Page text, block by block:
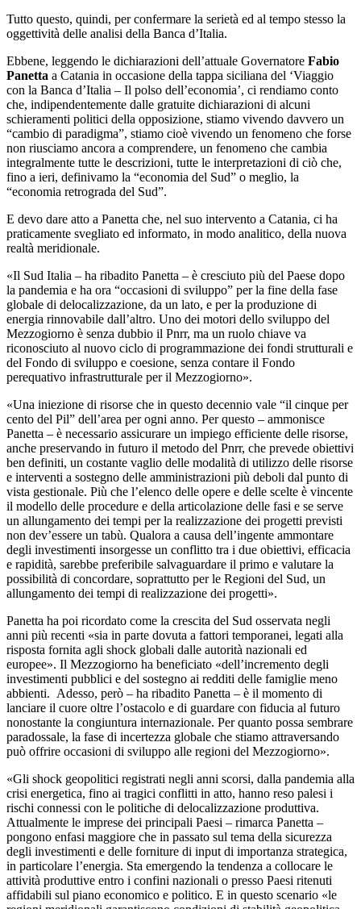
Tutto questo, quindi, per confermare la serietà ed al tempo stesso la
oggettività delle analisi della Banca d’Italia.
Ebbene, leggendo le dichiarazioni dell’attuale Governatore Fabio
Panetta a Catania in occasione della tappa siciliana del ‘Viaggio
con la Banca d’Italia – Il polso dell’economia’, ci rendiamo conto
che, indipendentemente dalle gratuite dichiarazioni di alcuni
schieramenti politici della opposizione, stiamo vivendo davvero un
“cambio di paradigma”, stiamo cioè vivendo un fenomeno che forse
non riusciamo ancora a comprendere, un fenomeno che cambia
integralmente tutte le descrizioni, tutte le interpretazioni di ciò che,
fino a ieri, definivamo la “economia del Sud” o meglio, la
“economia retrograda del Sud”.
E devo dare atto a Panetta che, nel suo intervento a Catania, ci ha
praticamente svegliato ed informato, in modo analitico, della nuova
realtà meridionale.
«Il Sud Italia – ha ribadito Panetta – è cresciuto più del Paese dopo
la pandemia e ha ora “occasioni di sviluppo” per la fine della fase
globale di delocalizzazione, da un lato, e per la produzione di
energia rinnovabile dall’altro. Uno dei motori dello sviluppo del
Mezzogiorno è senza dubbio il Pnrr, ma un ruolo chiave va
riconosciuto al nuovo ciclo di programmazione dei fondi strutturali e
del Fondo di sviluppo e coesione, senza contare il Fondo
perequativo infrastrutturale per il Mezzogiorno».
«Una iniezione di risorse che in questo decennio vale “il cinque per
cento del Pil” dell’area per ogni anno. Per questo – ammonisce
Panetta – è necessario assicurare un impiego efficiente delle risorse,
anche preservando in futuro il metodo del Pnrr, che prevede obiettivi
ben definiti, un costante vaglio delle modalità di utilizzo delle risorse
e interventi a sostegno delle amministrazioni più deboli dal punto di
vista gestionale. Più che l’elenco delle opere e delle scelte è vincente
il modello delle procedure e della articolazione delle fasi e se serve
un allungamento dei tempi per la realizzazione dei progetti previsti
non dev’essere un tabù. Qualora a causa dell’ingente ammontare
degli investimenti insorgesse un conflitto tra i due obiettivi, efficacia
e rapidità, sarebbe preferibile salvaguardare il primo e valutare la
possibilità di concordare, soprattutto per le Regioni del Sud, un
allungamento dei tempi di realizzazione dei progetti».
Panetta ha poi ricordato come la crescita del Sud osservata negli
anni più recenti «sia in parte dovuta a fattori temporanei, legati alla
risposta fornita agli shock globali dalle autorità nazionali ed
europee». Il Mezzogiorno ha beneficiato «dell’incremento degli
investimenti pubblici e del sostegno ai redditi delle famiglie meno
abbienti. Adesso, però – ha ribadito Panetta – è il momento di
lanciare il cuore oltre l’ostacolo e di guardare con fiducia al futuro
nonostante la congiuntura internazionale. Per quanto possa sembrare
paradossale, la fase di incertezza globale che stiamo attraversando
può offrire occasioni di sviluppo alle regioni del Mezzogiorno».
«Gli shock geopolitici registrati negli anni scorsi, dalla pandemia alla
crisi energetica, fino ai tragici conflitti in atto, hanno reso palesi i
rischi connessi con le politiche di delocalizzazione produttiva.
Attualmente le imprese dei principali Paesi – rimarca Panetta –
pongono enfasi maggiore che in passato sul tema della sicurezza
degli investimenti e delle forniture di input di importanza strategica,
in particolare l’energia. Sta emergendo la tendenza a collocare le
attività produttive entro i confini nazionali o presso Paesi ritenuti
affidabili sul piano economico e politico. E in questo scenario «le